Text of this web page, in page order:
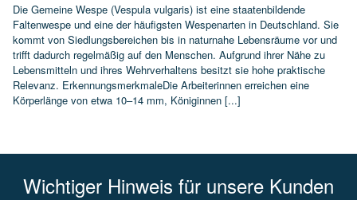
Die Gemeine Wespe (Vespula vulgaris) ist eine staatenbildende
Faltenwespe und eine der häufigsten Wespenarten in Deutschland. Sie
kommt von Siedlungsbereichen bis in naturnahe Lebensräume vor und
trifft dadurch regelmäßig auf den Menschen. Aufgrund ihrer Nähe zu
Lebensmitteln und ihres Wehrverhaltens besitzt sie hohe praktische
Relevanz. ErkennungsmerkmaleDie Arbeiterinnen erreichen eine
Körperlänge von etwa 10–14 mm, Königinnen [...]
Wichtiger Hinweis für unsere Kunden